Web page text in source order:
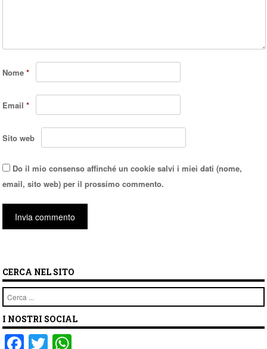
Nome*
Email*
Sito web
Do il mio consenso affinché un cookie salvi i miei dati (nome,
email, sito web) per il prossimo commento.
CERCA NEL SITO
Cerca
I NOSTRI SOCIAL